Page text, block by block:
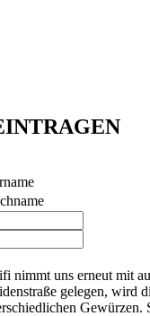
nimmt uns erneut mit
gelegen, wird